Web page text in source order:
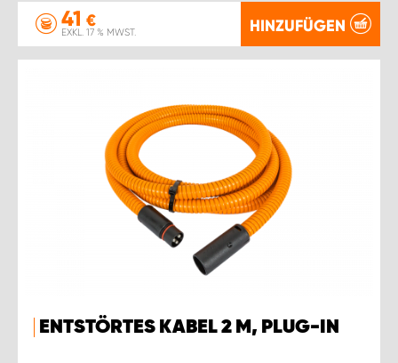
41 €
EXKL. 17 % MWST. HINZUFÜGEN
ENTSTÖRTES KABEL 2 M, PLUG-IN